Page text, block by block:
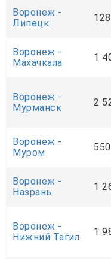
Воронеж -
Липецк
Воронеж -
Махачкала
1
Воронеж -
Мурманск
2
Воронеж -
Муром
Воронеж -
Назрань
1
Воронеж -
Нижний Тагил
1